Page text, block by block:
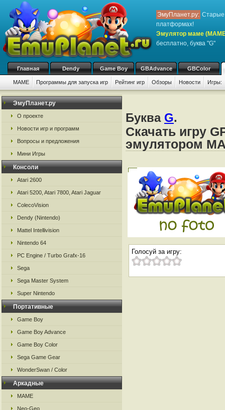
ЭмуПланет.ру: Старые
платформах!
Эмулятор маме
бесплатно, буква "G"
Главная Dendy Game Boy GBAdvance GBColor
MAME Программы для запуска игр Рейтинг игр Обзоры Новости Игры:
ЭмуПланет.ру
О проекте
Новости игр и программ
Вопросы и предложения
Мини Игры
Консоли
Atari 2600
Atari 5200, Atari 7800, Atari Jaguar
ColecoVision
Dendy (Nintendo)
Mattel Intellivision
Nintendo 64
PC Engine / Turbo Grafx-16
Sega
Sega Master System
Super Nintendo
Портативные
Game Boy
Game Boy Advance
Game Boy Color
Sega Game Gear
WonderSwan / Color
Аркадные
MAME
Neo-Geo
Буква G.
Скачать игру
эмулятором
Голосуй за игру: